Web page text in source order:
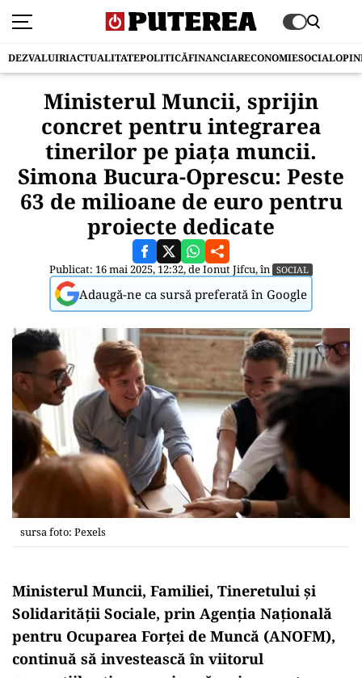
DEZVALUIRIACTUALITATEPOLITICĂFINANCIARECONOMIESOCIAL
Ministerul Muncii, sprijin
concret pentru integrarea
tinerilor pe piața muncii.
Simona Bucura-Oprescu: Peste
63 de milioane de euro pentru
proiecte dedicate
Publicat: 16 mai 2025, 12:32, deIonut Jifcu, în SOCIAL
Adaugă-ne ca sursă preferată în Google
sursa foto: Pexels
Ministerul Muncii, Familiei, Tineretului și
Solidarității Sociale, prin Agenția Națională
pentru Ocuparea Forței de Muncă (ANOFM),
continuă să investească în viitorul